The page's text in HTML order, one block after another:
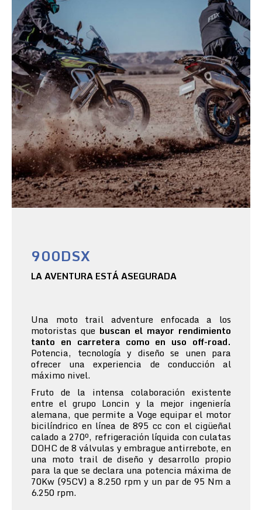
900DSX
LA AVENTURA ESTÁ ASEGURADA
Una moto trail adventure enfocada a los
motoristas que buscan el mayor rendimiento
tanto en carretera como en uso off-road.
Potencia, tecnología y diseño se unen para
ofrecer una experiencia de conducción al
máximo nivel.
Fruto de la intensa colaboración existente
entre el grupo Loncin y la mejor ingeniería
alemana, que permite a Voge equipar el motor
bicilíndrico en línea de 895 cc con el cigüeñal
calado a 270º, refrigeración líquida con culatas
DOHC de 8 válvulas y embrague antirrebote, en
una moto trail de diseño y desarrollo propio
para la que se declara una potencia máxima de
70Kw (95CV) a 8.250 rpm y un par de 95 Nm a
6.250 rpm.